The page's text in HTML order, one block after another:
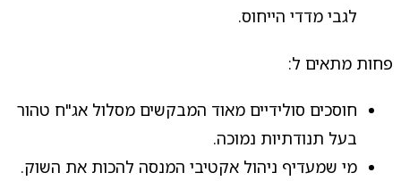
לגבי מדדי הייחוס.
פחות מתאים ל:
חוסכים סולידיים מאוד המבקשים מסלול אג"ח טהור
בעל תנודתיות נמוכה.
מי שמעדיף ניהול אקטיבי המנסה להכות את השוק.